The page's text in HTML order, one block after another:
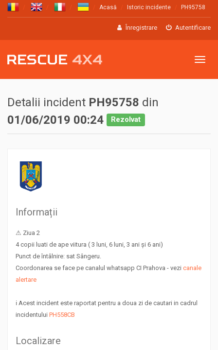
Acasă Istoric incidente PH95758
Înregistrare Autentificare
Meniu
Detalii incident PH95758 din
01/06/2019 00:24
Rezolvat
Informații
⚠ Ziua 2
4 copii luati de ape viitura ( 3 luni, 6 luni, 3 ani și 6 ani)
Punct de întâlnire: sat Sângeru.
Coordonarea se face pe canalul whatsapp CI Prahova - vezi canale
alertare
ℹ Acest incident este raportat pentru a doua zi de cautari in cadrul
incidentului PH558CB
Localizare